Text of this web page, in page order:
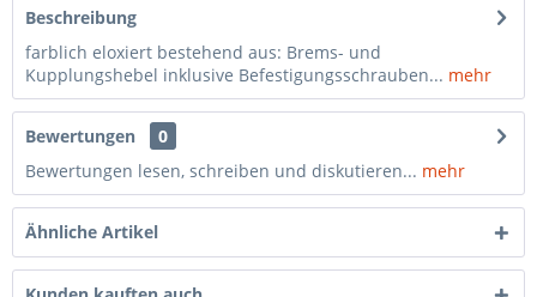
Beschreibung
farblich eloxiert bestehend aus: Brems- und
Kupplungshebel inklusive Befestigungsschrauben... mehr
Bewertungen
0
Bewertungen lesen, schreiben und diskutieren... mehr
Ähnliche Artikel